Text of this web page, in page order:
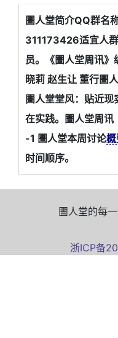
圕人堂简介QQ群名称
311173426适宜人
员。《圕人堂周讯
晓莉 赵生让 董行圕
圕人堂堂风：贴近现
在实践。圕人堂周
-1 圕人堂本周讨论
时间顺序。
圕人堂的每
浙ICP备